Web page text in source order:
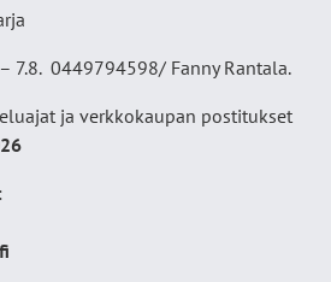
7.8. 0449794598/ Fanny Rantala.
ja verkkokaupan postitukset